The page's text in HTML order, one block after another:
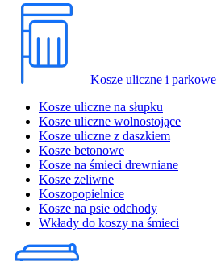
Kosze uliczne i parkowe
Kosze uliczne na słupku
Kosze uliczne wolnostojące
Kosze uliczne z daszkiem
Kosze betonowe
Kosze na śmieci drewniane
Kosze żeliwne
Koszopopielnice
Kosze na psie odchody
Wkłady do koszy na śmieci